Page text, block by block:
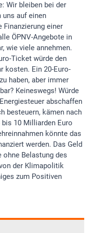
Wir bleiben bei der
uns auf einen
Finanzierung einer
ÖPNV-Angebote in
wie viele annehmen.
Ticket würde den
kosten. Ein 20-Euro-
haben, aber immer
Keineswegs! Würde
abschaffen
besteuern, kämen nach
10 Milliarden Euro
könnte das
werden. Das Geld
ohne Belastung des
der Klimapolitik
zum Positiven